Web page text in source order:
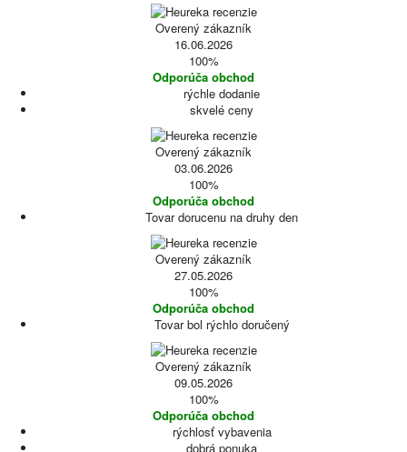
Overený zákazník
16.06.2026
100%
Odporúča obchod
rýchle dodanie
skvelé ceny
Overený zákazník
03.06.2026
100%
Odporúča obchod
Tovar dorucenu na druhy den
Overený zákazník
27.05.2026
100%
Odporúča obchod
Tovar bol rýchlo doručený
Overený zákazník
09.05.2026
100%
Odporúča obchod
rýchlosť vybavenia
dobrá ponuka